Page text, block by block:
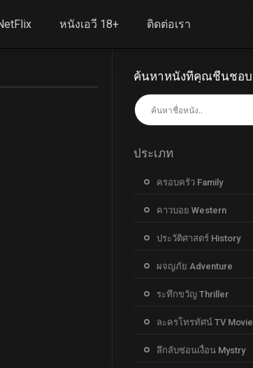
หนังเอวี 18+ ติดต่อเรา
ค้นหาหนังที่คุณชื่นชอบ
ประเภท
ครอบครัว Family
คาวบอย Western
ประวัติศาสตร์ History
ผจญภัย Adventure
ระทึกขวัญ Thriller
ละครโทรทัศน์ TV Movie
ลึกลับซ่อนเงื่อน Mystry